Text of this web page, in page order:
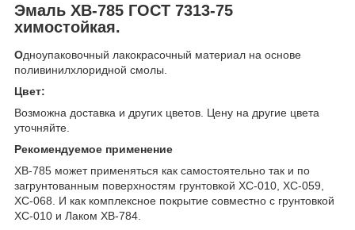
Эмаль ХВ-785 ГОСТ 7313-75
химостойкая.
Одноупаковочный лакокрасочный материал на основе
поливинилхлоридной смолы.
Цвет:
Возможна доставка и других цветов. Цену на другие цвета
уточняйте.
Рекомендуемое применение
ХВ-785 может применяться как самостоятельно так и по
загрунтованным поверхностям грунтовкой ХС-010, ХС-059,
ХС-068. И как комплексное покрытие совместно с грунтовкой
ХС-010 и Лаком ХВ-784.